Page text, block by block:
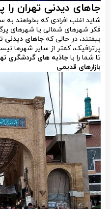
جاهای دیدنی تهران را
شاید اغلب افرادی که بخواهند به
فکر شهرهای شمالی یا شهرهای
بیفتند، در حالی که جاهای دیدنی
پرترافیک، کمتر از سایر شهرها
تا شما را با جاذبه های گردشگری
بازارهای قدیمی